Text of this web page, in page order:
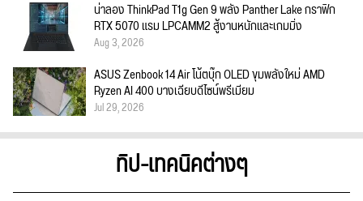
น่าลอง ThinkPad T1g Gen 9 พลัง Panther Lake กราฟิก
RTX 5070 แรม LPCAMM2 สู้งานหนักและเกมมิ่ง
Aug 3, 2026
ASUS Zenbook 14 Air โน้ตบุ๊ก OLED ขุมพลังใหม่ AMD
Ryzen AI 400 บางเฉียบดีไซน์พรีเมียม
Jul 29, 2026
ทิป-เทคนิคต่างๆ